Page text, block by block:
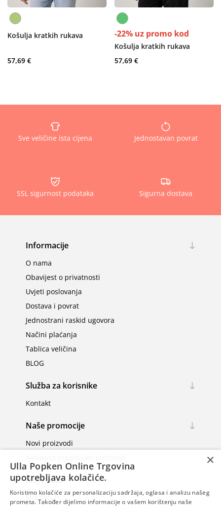
Košulja kratkih rukava
57,69 €
-22% uz promo kod
Košulja kratkih rukava
57,69 €
Sve veličine ista cijena Jednostavan povrat
SSL sigurnost podataka Sigurna dostava
Informacije
O nama
Obavijest o privatnosti
Uvjeti poslovanja
Dostava i povrat
Jednostrani raskid ugovora
Načini plaćanja
Tablica veličina
BLOG
Služba za korisnike
Kontakt
Naše promocije
Novi proizvodi
Moj račun
Moj račun
×
Ulla Popken Online Trgovina
upotrebljava kolačiće.
Koristimo kolačiće za personalizaciju sadržaja, oglasa i analizu našeg
prometa. Također dijelimo informacije o vašem korištenju naše